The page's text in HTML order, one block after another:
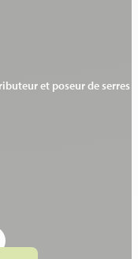
et poseur de serres